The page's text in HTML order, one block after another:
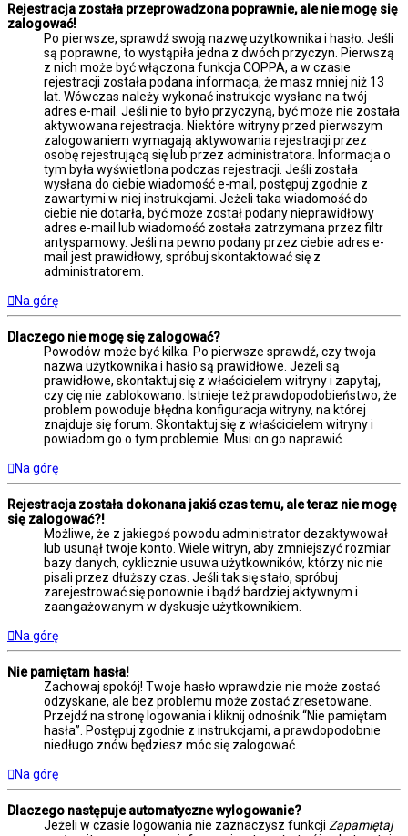
Rejestracja została przeprowadzona poprawnie, ale nie mogę się
zalogować!
Po pierwsze, sprawdź swoją nazwę użytkownika i hasło. Jeśli
są poprawne, to wystąpiła jedna z dwóch przyczyn. Pierwszą
z nich może być włączona funkcja COPPA, a w czasie
rejestracji została podana informacja, że masz mniej niż 13
lat. Wówczas należy wykonać instrukcje wysłane na twój
adres e-mail. Jeśli nie to było przyczyną, być może nie została
aktywowana rejestracja. Niektóre witryny przed pierwszym
zalogowaniem wymagają aktywowania rejestracji przez
osobę rejestrującą się lub przez administratora. Informacja o
tym była wyświetlona podczas rejestracji. Jeśli została
wysłana do ciebie wiadomość e-mail, postępuj zgodnie z
zawartymi w niej instrukcjami. Jeżeli taka wiadomość do
ciebie nie dotarła, być może został podany nieprawidłowy
adres e-mail lub wiadomość została zatrzymana przez filtr
antyspamowy. Jeśli na pewno podany przez ciebie adres e-
mail jest prawidłowy, spróbuj skontaktować się z
administratorem.
Na górę
Dlaczego nie mogę się zalogować?
Powodów może być kilka. Po pierwsze sprawdź, czy twoja
nazwa użytkownika i hasło są prawidłowe. Jeżeli są
prawidłowe, skontaktuj się z właścicielem witryny i zapytaj,
czy cię nie zablokowano. Istnieje też prawdopodobieństwo, że
problem powoduje błędna konfiguracja witryny, na której
znajduje się forum. Skontaktuj się z właścicielem witryny i
powiadom go o tym problemie. Musi on go naprawić.
Na górę
Rejestracja została dokonana jakiś czas temu, ale teraz nie mogę
się zalogować?!
Możliwe, że z jakiegoś powodu administrator dezaktywował
lub usunął twoje konto. Wiele witryn, aby zmniejszyć rozmiar
bazy danych, cyklicznie usuwa użytkowników, którzy nic nie
pisali przez dłuższy czas. Jeśli tak się stało, spróbuj
zarejestrować się ponownie i bądź bardziej aktywnym i
zaangażowanym w dyskusje użytkownikiem.
Na górę
Nie pamiętam hasła!
Zachowaj spokój! Twoje hasło wprawdzie nie może zostać
odzyskane, ale bez problemu może zostać zresetowane.
Przejdź na stronę logowania i kliknij odnośnik “Nie pamiętam
hasła”. Postępuj zgodnie z instrukcjami, a prawdopodobnie
niedługo znów będziesz móc się zalogować.
Na górę
Dlaczego następuje automatyczne wylogowanie?
Jeżeli w czasie logowania nie zaznaczysz funkcji Zapamiętaj